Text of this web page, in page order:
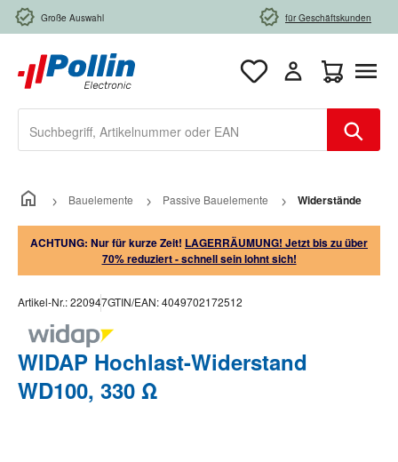
Zum Hauptinhalt springen
Große Auswahl für Geschäftskunden
Bauelemente Passive Bauelemente Widerstände
ACHTUNG: Nur für kurze Zeit! LAGERRÄUMUNG! Jetzt bis zu über
70% reduziert - schnell sein lohnt sich!
Artikel-Nr.:220947GTIN/EAN:4049702172512
WIDAP Hochlast-Widerstand
WD100, 330 Ω